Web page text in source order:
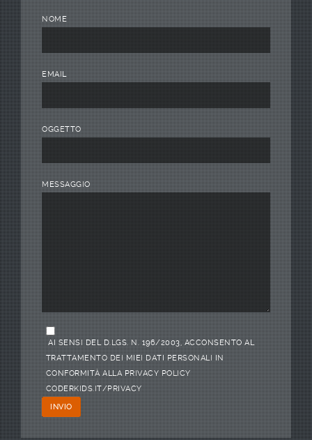
NOME
EMAIL
OGGETTO
MESSAGGIO
AI SENSI DEL D.LGS. N. 196/2003, ACCONSENTO AL
TRATTAMENTO DEI MIEI DATI PERSONALI IN
CONFORMITÀ ALLA PRIVACY POLICY
CODERKIDS.IT/PRIVACY